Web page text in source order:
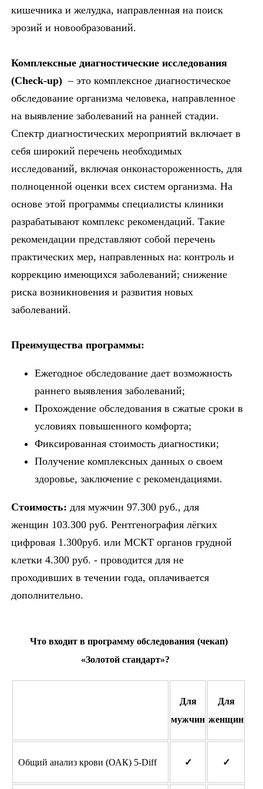
кишечника и желудка, направленная на поиск
эрозий и новообразований.
Комплексные диагностические исследования
(Check-up)– это комплексное диагностическое
обследование организма человека, направленное
на выявление заболеваний на ранней стадии.
Спектр диагностических мероприятий включает в
себя широкий перечень необходимых
исследований, включая онконастороженность, для
полноценной оценки всех систем организма. На
основе этой программы специалисты клиники
разрабатывают комплекс рекомендаций. Такие
рекомендации представляют собой перечень
практических мер, направленных на: контроль и
коррекцию имеющихся заболеваний; снижение
риска возникновения и развития новых
заболеваний.
Преимущества программы:
Ежегодное обследование дает возможность
раннего выявления заболеваний;
Прохождение обследования в сжатые сроки в
условиях повышенного комфорта;
Фиксированная стоимость диагностики;
Получение комплексных данных о своем
здоровье, заключение с рекомендациями.
Стоимость: для мужчин 97.300 руб., для
женщин 103.300 руб. Рентгенография лёгких
цифровая 1.300руб. или МСКТ органов грудной
клетки 4.300 руб. - проводится для не
проходивших в течении года, оплачивается
дополнительно.
Что входит в программу обследования (чекап)
«Золотой стандарт»?
Для
мужчин
Для
женщин
Общий анализ крови (ОАК) 5-Diff ✓ ✓